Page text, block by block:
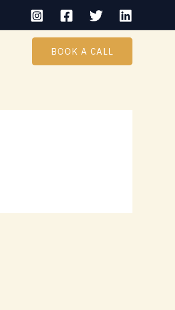
BOOK A CALL